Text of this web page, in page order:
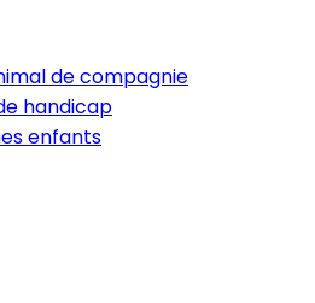
de compagnie
handicap
enfants